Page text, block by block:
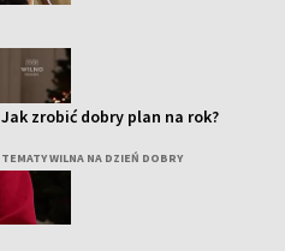
Jak zrobić dobry plan na rok?
TEMATY WILNA NA DZIEŃ DOBRY